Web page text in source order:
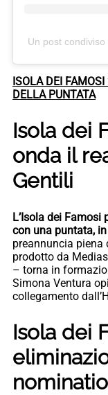
Un post
ISOLA DEI
DELLA PUNTATA
Isola dei
onda il
Gentili
L’Isola dei Famosi
con una puntata,
preannuncia piena
prodotto da
– torna in
Simona Ventura
collegamento
Isola dei